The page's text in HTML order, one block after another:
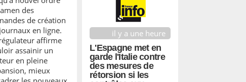
des
de création
en ligne.
affirme
assainir un
en pleine
mieux
il y a une heure
L'Espagne met en
garde l'Italie contre
des mesures de
rétorsion si les